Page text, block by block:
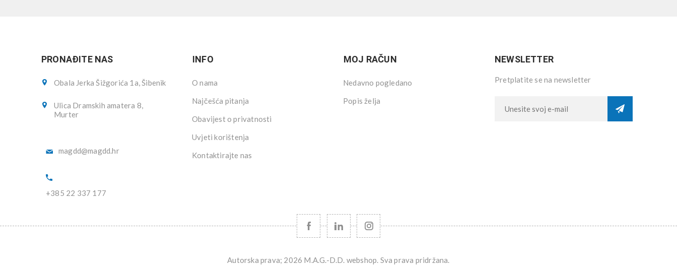
PRONAĐITE NAS
Obala Jerka Šižgorića 1a, Šibenik
Ulica Dramskih amatera 8,
Murter
magdd@magdd.hr
+385 22 337 177
INFO
O nama
Najčešća pitanja
Obavijest o privatnosti
Uvjeti korištenja
Kontaktirajte nas
MOJ RAČUN
Nedavno pogledano
Popis želja
NEWSLETTER
Pretplatite se na newsletter
Autorska prava; 2026 M.A.G.-D.D. webshop. Sva prava pridržana.